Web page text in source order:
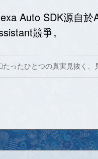
Auto SDK源自
競爭。
たったひとつの真実見抜く